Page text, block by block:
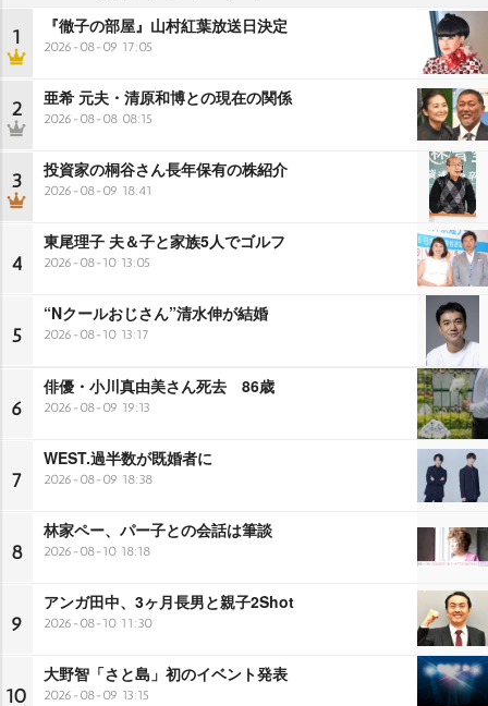
1 『徹子の部屋』山村紅葉放送日決定
2026-08-09 17:05
2 亜希 元夫・清原和博との現在の関係
2026-08-08 08:15
3 投資家の桐谷さん長年保有の株紹介
2026-08-09 18:41
4
東尾理子 夫＆子と家族5人でゴルフ
2026-08-10 13:05
5
“Nクールおじさん”清水伸が結婚
2026-08-10 13:17
6
俳優・小川真由美さん死去 86歳
2026-08-09 19:13
7
WEST.過半数が既婚者に
2026-08-09 18:38
8
林家ペー、パー子との会話は筆談
2026-08-10 18:18
9
アンガ田中、3ヶ月長男と親子2Shot
2026-08-10 11:30
10
大野智「さと島」初のイベント発表
2026-08-09 13:15